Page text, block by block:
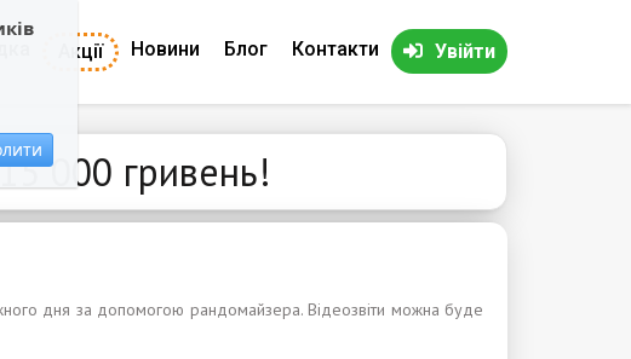
Акції Новини Блог Контакти Увійти
000 гривень!
дня за допомогою рандомайзера. Відеозвіти можна буде